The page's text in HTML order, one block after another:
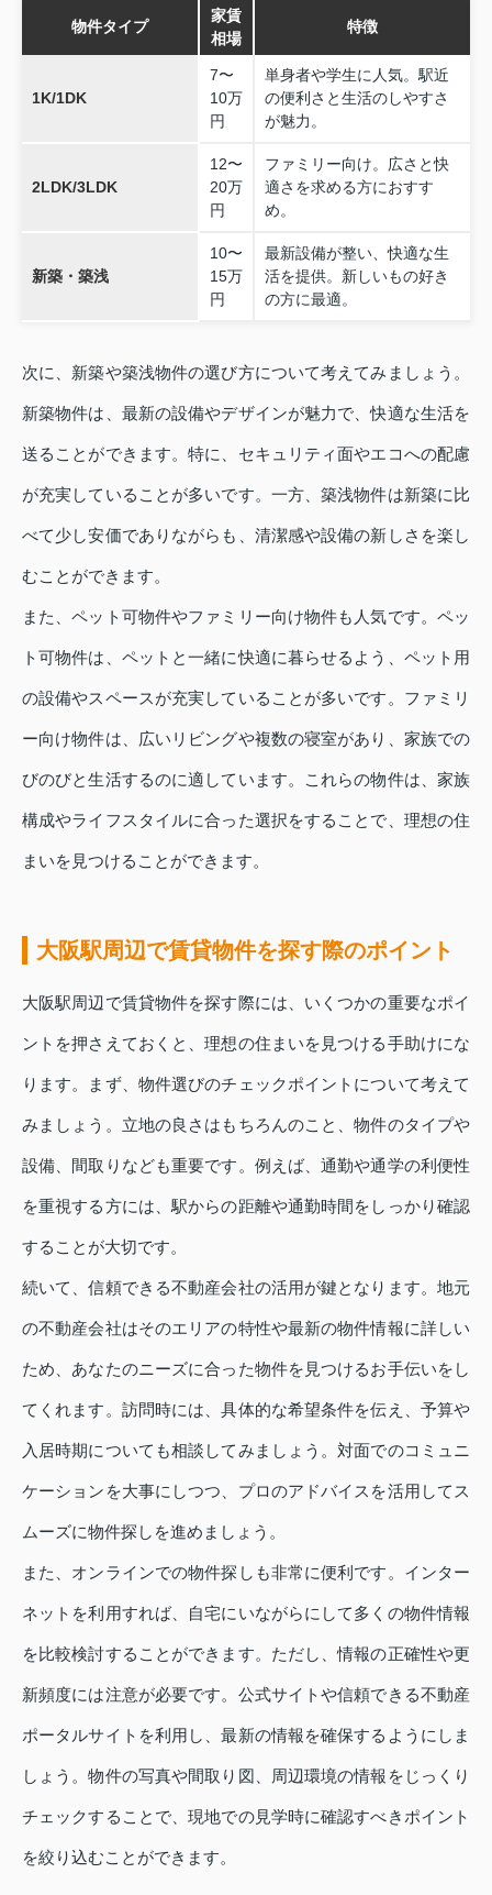
物件タイプ
家賃
相場
特徴
1K/1DK
7〜
10万
円
単身者や学生に人気。駅近
の便利さと生活のしやすさ
が魅力。
2LDK/3LDK
12〜
20万
円
ファミリー向け。広さと快
適さを求める方におすす
め。
新築・築浅
10〜
15万
円
最新設備が整い、快適な生
活を提供。新しいもの好き
の方に最適。
次に、新築や築浅物件の選び方について考えてみましょう。
新築物件は、最新の設備やデザインが魅力で、快適な生活を
送ることができます。特に、セキュリティ面やエコへの配慮
が充実していることが多いです。一方、築浅物件は新築に比
べて少し安価でありながらも、清潔感や設備の新しさを楽し
むことができます。
また、ペット可物件やファミリー向け物件も人気です。ペッ
ト可物件は、ペットと一緒に快適に暮らせるよう、ペット用
の設備やスペースが充実していることが多いです。ファミリ
ー向け物件は、広いリビングや複数の寝室があり、家族での
びのびと生活するのに適しています。これらの物件は、家族
構成やライフスタイルに合った選択をすることで、理想の住
まいを見つけることができます。
大阪駅周辺で賃貸物件を探す際のポイント
大阪駅周辺で賃貸物件を探す際には、いくつかの重要なポイ
ントを押さえておくと、理想の住まいを見つける手助けにな
ります。まず、物件選びのチェックポイントについて考えて
みましょう。立地の良さはもちろんのこと、物件のタイプや
設備、間取りなども重要です。例えば、通勤や通学の利便性
を重視する方には、駅からの距離や通勤時間をしっかり確認
することが大切です。
続いて、信頼できる不動産会社の活用が鍵となります。地元
の不動産会社はそのエリアの特性や最新の物件情報に詳しい
ため、あなたのニーズに合った物件を見つけるお手伝いをし
てくれます。訪問時には、具体的な希望条件を伝え、予算や
入居時期についても相談してみましょう。対面でのコミュニ
ケーションを大事にしつつ、プロのアドバイスを活用してス
ムーズに物件探しを進めましょう。
また、オンラインでの物件探しも非常に便利です。インター
ネットを利用すれば、自宅にいながらにして多くの物件情報
を比較検討することができます。ただし、情報の正確性や更
新頻度には注意が必要です。公式サイトや信頼できる不動産
ポータルサイトを利用し、最新の情報を確保するようにしま
しょう。物件の写真や間取り図、周辺環境の情報をじっくり
チェックすることで、現地での見学時に確認すべきポイント
を絞り込むことができます。